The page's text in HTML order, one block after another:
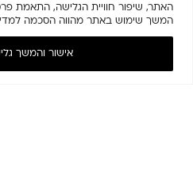
האתר, שיפור חוויית הגלישה, התאמת
המשך שימוש באתר מהווה הסכמה
אישור והמשךמאשר/ת קבלת תוכן פרסומי
עגלהאזור אישיכתבו לנו
בואו לבקר